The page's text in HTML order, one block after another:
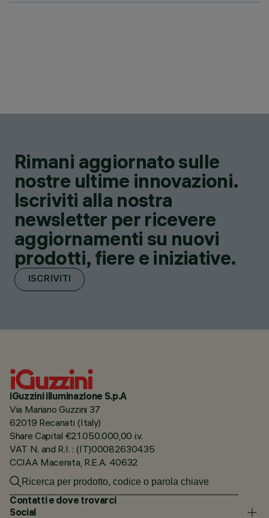
Rimani aggiornato sulle
nostre ultime innovazioni.
Iscriviti alla nostra
newsletter per ricevere
aggiornamenti su nuovi
prodotti, fiere e iniziative.
ISCRIVITI
iGuzzini illuminazione S.p.A
Via Mariano Guzzini 37
62019 Recanati (Italy)
Share Capital €21.050.000,00 i.v.
VAT N. and R.I. : (IT)00082630435
CCIAA Macerata, R.E.A. 40632
Contatti e dove trovarci
Social